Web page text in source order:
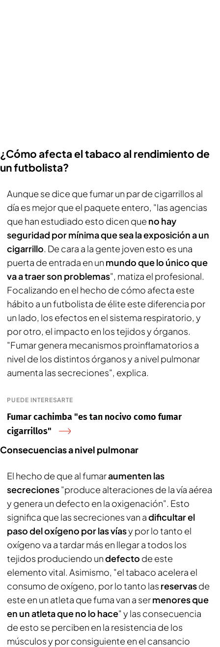
¿Cómo afecta el tabaco al rendimiento de
un futbolista?
Aunque se dice que fumar un par de cigarrillos al
día es mejor que el paquete entero, "las agencias
que han estudiado esto dicen que no hay
seguridad por mínima que sea la exposición a un
cigarrillo. De cara a la gente joven esto es una
puerta de entrada en un mundo que lo único que
va a traer son problemas", matiza el profesional.
Focalizando en el hecho de cómo afecta este
hábito a un futbolista de élite este diferencia por
un lado, los efectos en el sistema respiratorio, y
por otro, el impacto en los tejidos y órganos.
"Fumar genera mecanismos proinflamatorios a
nivel de los distintos órganos y a nivel pulmonar
aumenta las secreciones", explica.
PUEDE INTERESARTE
Fumar cachimba "es tan nocivo como fumar
cigarrillos"
Consecuencias a nivel pulmonar
El hecho de que al fumaraumenten las
secreciones"produce alteraciones de la vía aérea
y genera un defecto en la oxigenación". Esto
significa que las secreciones van adificultar el
paso del oxígeno por las víasy por lo tanto el
oxígeno va a tardar más en llegar a todos los
tejidos produciendo undefecto de este
elemento vital. Asimismo, "el tabaco acelera el
consumo de oxígeno, por lo tanto las reservasde
este en un atleta que fuma van a sermenores que
en un atleta que no lo hace" y las consecuencia
de esto se perciben en la resistencia de los
músculos y por consiguiente en el cansancio